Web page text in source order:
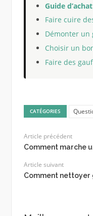
Guide
Faire cuire
Démonter
Choisir un
Faire des
CATÉGORIES
Article précédent
Comment marche
Article suivant
Comment